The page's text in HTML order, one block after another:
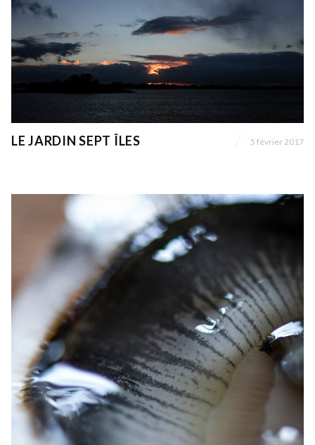
LE JARDIN SEPT ÎLES 5 février 2017